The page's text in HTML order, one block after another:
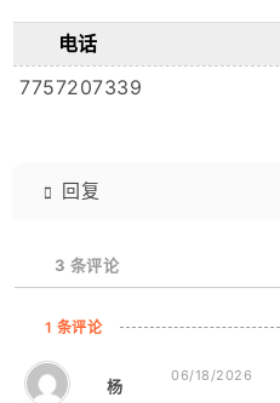
电话
7757207339
回复
3 条评论
1 条评论
杨
06/18/2026